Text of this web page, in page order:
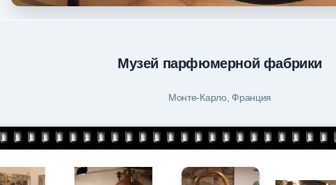
Музей парфюмерной фабрики
Монте-Карло, Франция